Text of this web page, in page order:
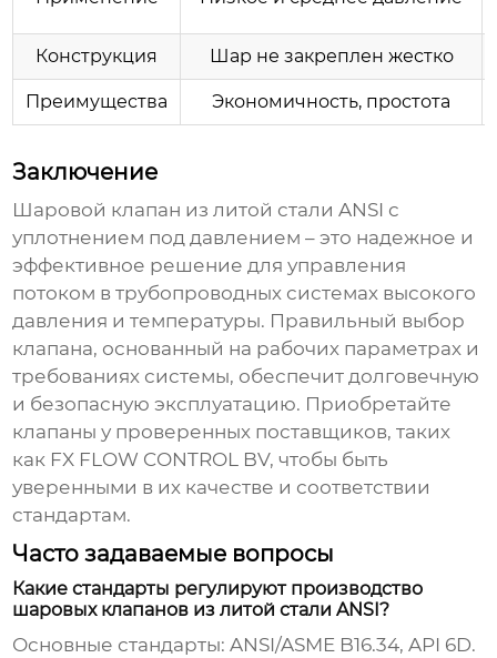
Конструкция Шар не закреплен жестко
Преимущества Экономичность, простота
Заключение
Шаровой клапан из литой стали ANSI с
уплотнением под давлением – это надежное и
эффективное решение для управления
потоком в трубопроводных системах высокого
давления и температуры. Правильный выбор
клапана, основанный на рабочих параметрах и
требованиях системы, обеспечит долговечную
и безопасную эксплуатацию. Приобретайте
клапаны у проверенных поставщиков, таких
как FX FLOW CONTROL BV, чтобы быть
уверенными в их качестве и соответствии
стандартам.
Часто задаваемые вопросы
Какие стандарты регулируют производство
шаровых клапанов из литой стали ANSI?
Основные стандарты: ANSI/ASME B16.34, API 6D.